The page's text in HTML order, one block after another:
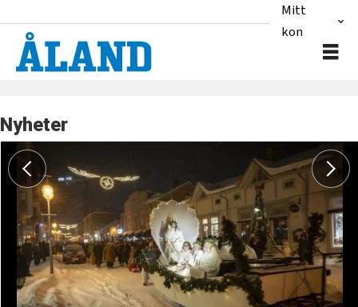
Mitt
konto
Nyheter